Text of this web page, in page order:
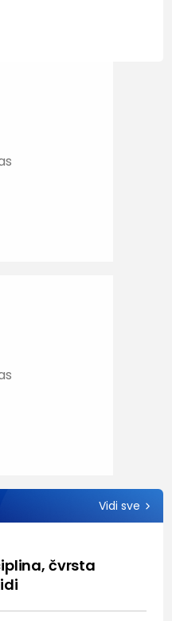
Vidi sve
čvrsta